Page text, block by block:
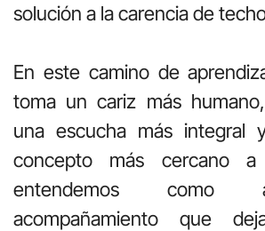
solución a la carencia de
En este camino de
toma un cariz más
una escucha más integral
concepto más cercano
entendemos como
acompañamiento que